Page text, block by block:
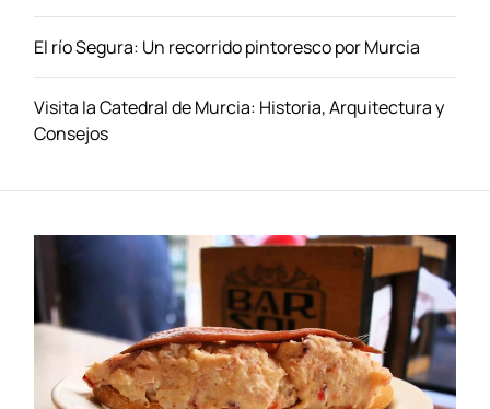
El río Segura: Un recorrido pintoresco por Murcia
Visita la Catedral de Murcia: Historia, Arquitectura y
Consejos